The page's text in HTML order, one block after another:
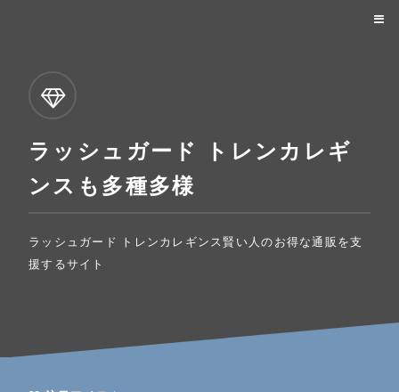
ラッシュガード トレンカレギ
ンスも多種多様
ラッシュガード トレンカレギンス賢い人のお得な通販を支
援するサイト